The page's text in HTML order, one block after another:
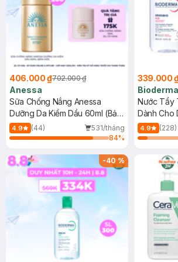
406.000 ₫702.000 ₫
Anessa
Sữa Chống Nắng Anessa
Dưỡng Da Kiềm Dầu 60ml (Bản
Mới)
4.9 (44)
531/tháng
84%
339.000
Bioderma
Nước Tẩy
Dành Cho
4.9 (228)
-40%